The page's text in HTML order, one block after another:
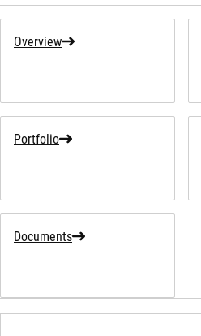
Overview
Portfolio
Documents